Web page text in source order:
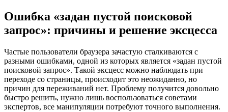
Ошибка «задан пустой поисковой
запрос»: причины и решение эксцесса
Частые пользователи браузера зачастую сталкиваются с
разными ошибками, одной из которых является «задан пустой
поисковой запрос». Такой эксцесс можно наблюдать при
переходе со страницы, происходит это неожиданно, но
причин для переживаний нет. Проблему получится довольно
быстро решить, нужно лишь воспользоваться советами
экспертов, все манипуляции потребуют точного выполнения.